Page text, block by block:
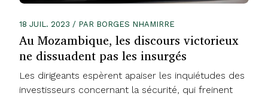
18 JUIL. 2023 / PAR BORGES NHAMIRRE
Au Mozambique, les discours victorieux
ne dissuadent pas les insurgés
Les dirigeants espèrent apaiser les inquiétudes des
investisseurs concernant la sécurité, qui freinent